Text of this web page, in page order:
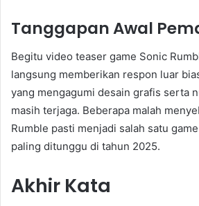
Tanggapan Awal
Begitu video teaser game Sonic
langsung memberikan respon luar
yang mengagumi desain grafis serta
masih terjaga. Beberapa malah
Rumble pasti menjadi salah satu
paling ditunggu di tahun 2025.
Akhir Kata